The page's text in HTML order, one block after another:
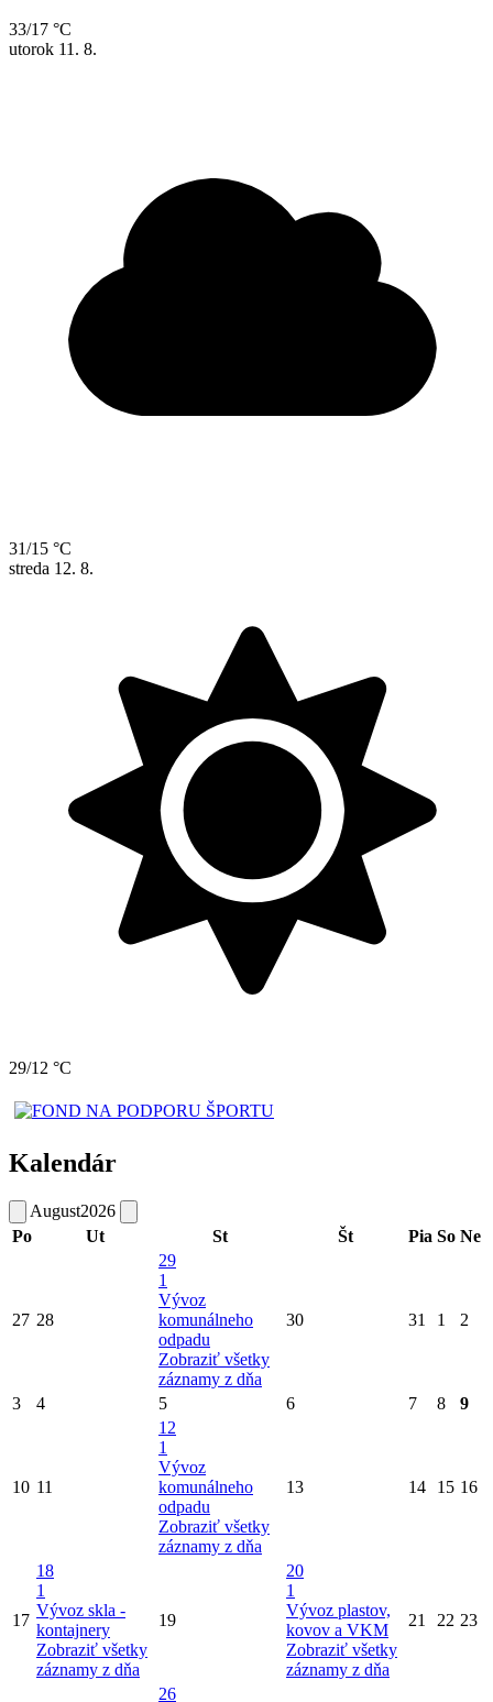
33/17 °C
utorok 11. 8.
31/15 °C
streda 12. 8.
29/12 °C
Kalendár
August2026
Po
Ut St Št Pia So Ne
27 28
29
1
Vývoz
komunálneho
odpadu
Zobraziť všetky
záznamy z dňa
30 31 1 2
3 4 5 6 7 8 9
10 11
12
1
Vývoz
komunálneho
odpadu
Zobraziť všetky
záznamy z dňa
13 14 15 16
17
18
1
Vývoz skla -
kontajnery
Zobraziť všetky
záznamy z dňa
19
20
1
Vývoz plastov,
kovov a VKM
Zobraziť všetky
záznamy z dňa
21 22 23
26